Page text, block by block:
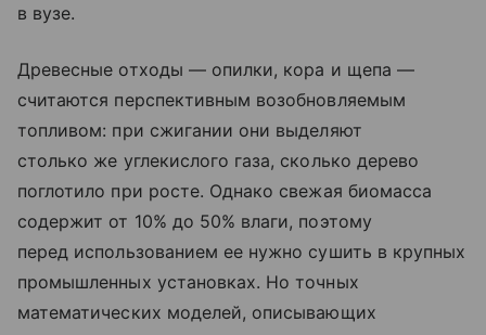
в вузе.
Древесные отходы — опилки, кора и щепа —
считаются перспективным возобновляемым
топливом: при сжигании они выделяют
столько же углекислого газа, сколько дерево
поглотило при росте. Однако свежая биомасса
содержит от 10% до 50% влаги, поэтому
перед использованием ее нужно сушить в крупных
промышленных установках. Но точных
математических моделей, описывающих